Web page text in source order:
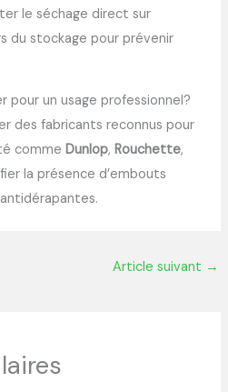
le séchage direct sur
du stockage pour prévenir
pour un usage professionnel?
des fabricants reconnus pour
commeDunlop,Rouchette,
la présence d’embouts
Article suivant →